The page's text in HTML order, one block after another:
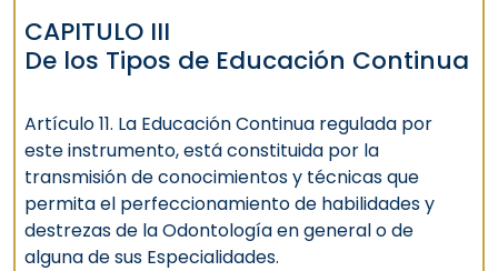
CAPITULO III
De los Tipos de Educación Continua
Artículo 11. La Educación Continua regulada por
este instrumento, está constituida por la
transmisión de conocimientos y técnicas que
permita el perfeccionamiento de habilidades y
destrezas de la Odontología en general o de
alguna de sus Especialidades.